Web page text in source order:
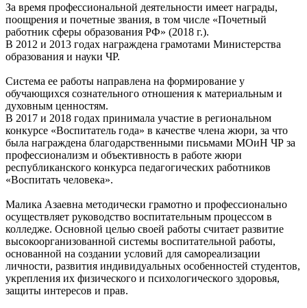
За время профессиональной деятельности имеет награды,
поощрения и почетные звания, в том числе «Почетный
работник сферы образования РФ» (2018 г.).
В 2012 и 2013 годах награждена грамотами Министерства
образования и науки ЧР.
Система ее работы направлена на формирование у
обучающихся сознательного отношения к материальным и
духовным ценностям.
В 2017 и 2018 годах принимала участие в региональном
конкурсе «Воспитатель года» в качестве члена жюри, за что
была награждена благодарственными письмами МОиН ЧР за
профессионализм и объективность в работе жюри
республиканского конкурса педагогических работников
«Воспитать человека».
Малика Азаевна методически грамотно и профессионально
осуществляет руководство воспитательным процессом в
колледже. Основной целью своей работы считает развитие
высокоорганизованной системы воспитательной работы,
основанной на создании условий для самореализации
личности, развития индивидуальных особенностей студентов,
укрепления их физического и психологического здоровья,
защиты интересов и прав.